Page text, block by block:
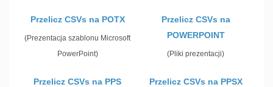
Przelicz CSVs na POTX
(Prezentacja szablonu Microsoft
PowerPoint)
Przelicz CSVs na
POWERPOINT
(Pliki prezentacji)
Przelicz CSVs na PPS Przelicz CSVs na PPSX